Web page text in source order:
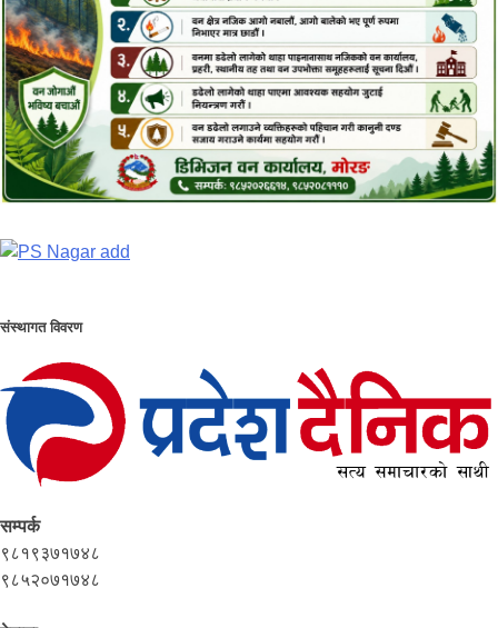
संस्थागत विवरण
सम्पर्क
९८१९३७१७४८
९८५२०७१७४८